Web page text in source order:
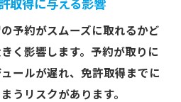
取得に与える影響
予約がスムーズに取れるかど
く影響します。予約が取りに
ールが遅れ、免許取得までに
うリスクがあります。